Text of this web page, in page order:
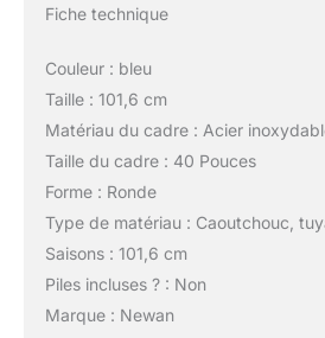
Fiche technique
Couleur : bleu
Taille : 101,6 cm
Matériau du cadre : Acier
Taille du cadre : 40 Pouces
Forme : Ronde
Type de matériau : Caoutchouc,
Saisons : 101,6 cm
Piles incluses ? : Non
Marque : Newan